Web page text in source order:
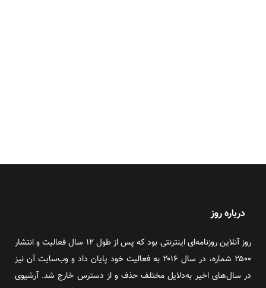
درباره روز
روز آنلاین روزنامه‌ای اینترنتی بود که پس از طول ۱۲ سال فعالیت و انتشار
۲۵۰۰ شماره، در سال ۲۰۱۶ به فعالیت خود پایان داد و وب‌سایت آن نیز
در سال‌های اخیر به‌دلایل مختلف حذف و از دسترس خارج شد. آرشیوی